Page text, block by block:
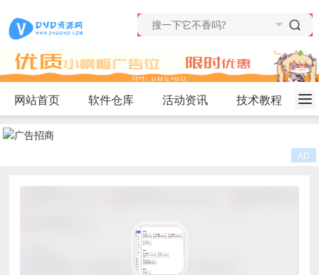
网站首页 软件仓库 活动资讯 技术教程